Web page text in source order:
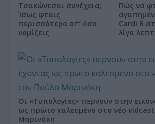
Τσακώνεσαι συνέχεια;
Ίσως φταις
περισσότερο απ’ όσο
νομίζεις
Πώς να
Cardi B
λίγα
Οι «Τυπολογίες» περνούν στην
ως πρώτο καλεσμένο στο νέο
Μαρινάκη